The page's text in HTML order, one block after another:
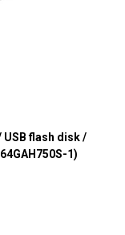
USB flash disk /
1)